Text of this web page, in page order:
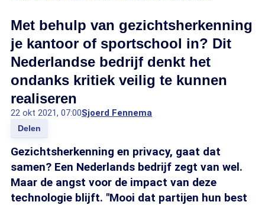
Met behulp van gezichtsherkenning
je kantoor of sportschool in? Dit
Nederlandse bedrijf denkt het
ondanks kritiek veilig te kunnen
realiseren
22 okt 2021, 07:00Sjoerd Fennema
Delen
Gezichtsherkenning en privacy, gaat dat
samen? Een Nederlands bedrijf zegt van wel.
Maar de angst voor de impact van deze
technologie blijft. "Mooi dat partijen hun best